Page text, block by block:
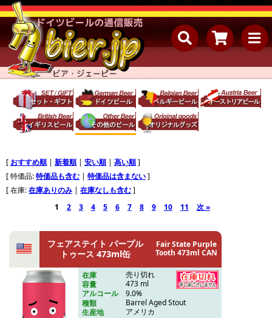
[ おすすめ順 | 新着順 | 安い順 | 高い順]
[ 特価品:特価品も含む | 特価品は含まない]
[ 在庫:在庫ありのみ | 在庫なしも含む]
1
2 3 4 5 6 7 8 9 10 11 次 »
フェアステイト パープル
トゥース 473ml缶
Fair State Purple
Tooth 473ml CAN
在庫
売り切れ
容量
473 ml
アルコール
9.0%
種類
Barrel Aged Stout
生産地
アメリカ